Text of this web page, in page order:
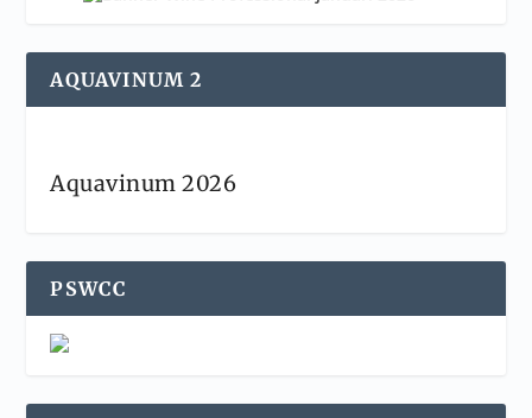
AQUAVINUM 2
Aquavinum 2026
PSWCC